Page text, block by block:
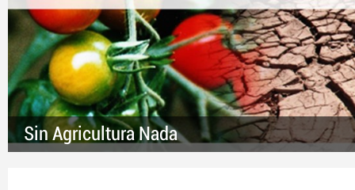
Sin Agricultura Nada